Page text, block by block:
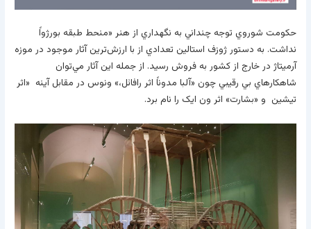
حکومت شوروي توجه چنداني به نگهداري از هنر «منحط طبقه بورژواً
نداشت. به دستور ژوزف استالين تعدادي از با ارزش‌ترين آثار موجود در موزه
آرميتاژ در خارج از کشور به فروش رسيد. از جمله اين آثار مي‌توان
شاهکارهاي بي رقيبي چون «آلبا مدوناً اثر رافائل،» ونوس در مقابل آينه «اثر
تيشين و «بشارت» اثر ون ايک را نام برد.